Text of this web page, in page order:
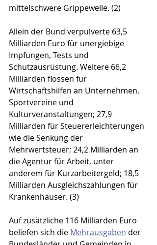
mittelschwere Grippewelle. (2)
Allein der Bund verpulverte 63,5
Milliarden Euro für unergiebige
Impfungen, Tests und
Schutzausrüstung. Weitere 66,2
Milliarden flossen für
Wirtschaftshilfen an Unternehmen,
Sportvereine und
Kulturveranstaltungen; 27,9
Milliarden für Steuererleichterungen
wie die Senkung der
Mehrwertsteuer; 24,2 Milliarden an
die Agentur für Arbeit, unter
anderem für Kurzarbeitergeld; 18,5
Milliarden Ausgleichszahlungen für
Krankenhäuser. (3)
Auf zusätzliche 116 Milliarden Euro
beliefen sich die Mehrausgaben der